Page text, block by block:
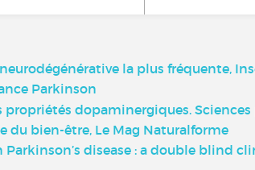
la plus fréquente,
Parkinson
dopaminergiques.
du bien-être, Le Mag Naturalforme
Parkinson’s disease : a double blind